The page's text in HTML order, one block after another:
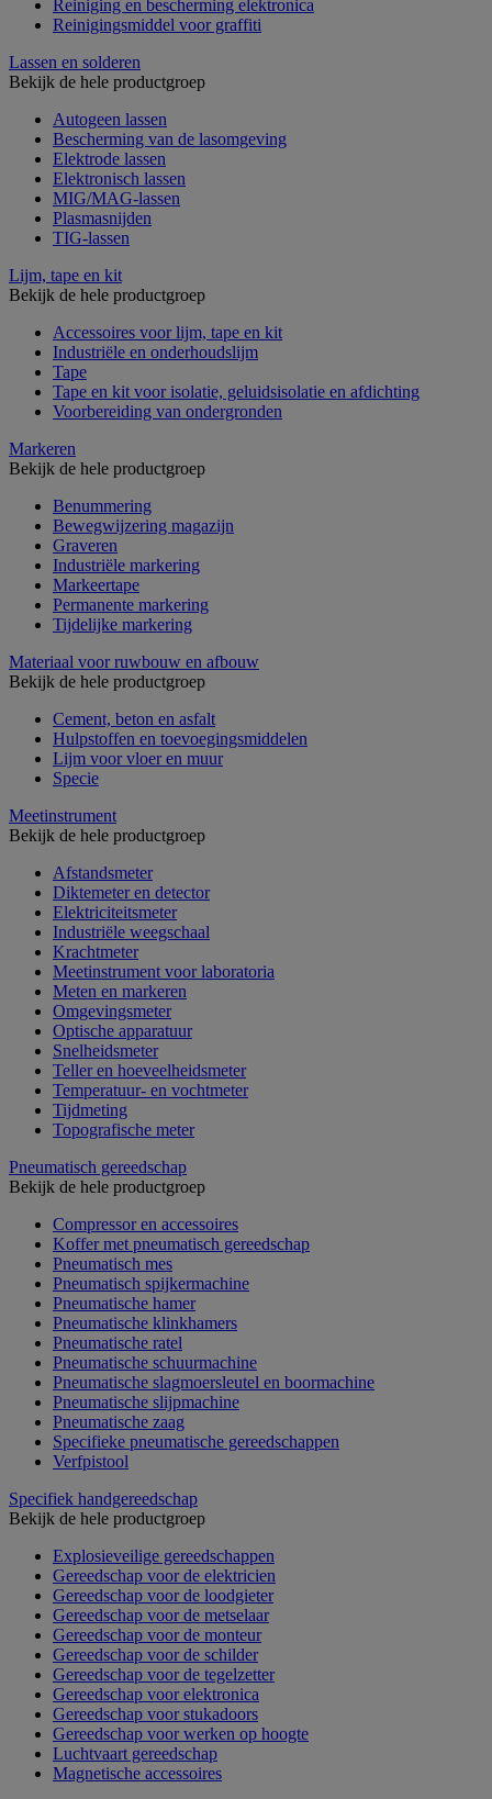
Reiniging en bescherming elektronica
Reinigingsmiddel voor graffiti
Lassen en solderen
Bekijk de hele productgroep
Autogeen lassen
Bescherming van de lasomgeving
Elektrode lassen
Elektronisch lassen
MIG/MAG-lassen
Plasmasnijden
TIG-lassen
Lijm, tape en kit
Bekijk de hele productgroep
Accessoires voor lijm, tape en kit
Industriële en onderhoudslijm
Tape
Tape en kit voor isolatie, geluidsisolatie en afdichting
Voorbereiding van ondergronden
Markeren
Bekijk de hele productgroep
Benummering
Bewegwijzering magazijn
Graveren
Industriële markering
Markeertape
Permanente markering
Tijdelijke markering
Materiaal voor ruwbouw en afbouw
Bekijk de hele productgroep
Cement, beton en asfalt
Hulpstoffen en toevoegingsmiddelen
Lijm voor vloer en muur
Specie
Meetinstrument
Bekijk de hele productgroep
Afstandsmeter
Diktemeter en detector
Elektriciteitsmeter
Industriële weegschaal
Krachtmeter
Meetinstrument voor laboratoria
Meten en markeren
Omgevingsmeter
Optische apparatuur
Snelheidsmeter
Teller en hoeveelheidsmeter
Temperatuur- en vochtmeter
Tijdmeting
Topografische meter
Pneumatisch gereedschap
Bekijk de hele productgroep
Compressor en accessoires
Koffer met pneumatisch gereedschap
Pneumatisch mes
Pneumatisch spijkermachine
Pneumatische hamer
Pneumatische klinkhamers
Pneumatische ratel
Pneumatische schuurmachine
Pneumatische slagmoersleutel en boormachine
Pneumatische slijpmachine
Pneumatische zaag
Specifieke pneumatische gereedschappen
Verfpistool
Specifiek handgereedschap
Bekijk de hele productgroep
Explosieveilige gereedschappen
Gereedschap voor de elektricien
Gereedschap voor de loodgieter
Gereedschap voor de metselaar
Gereedschap voor de monteur
Gereedschap voor de schilder
Gereedschap voor de tegelzetter
Gereedschap voor elektronica
Gereedschap voor stukadoors
Gereedschap voor werken op hoogte
Luchtvaart gereedschap
Magnetische accessoires